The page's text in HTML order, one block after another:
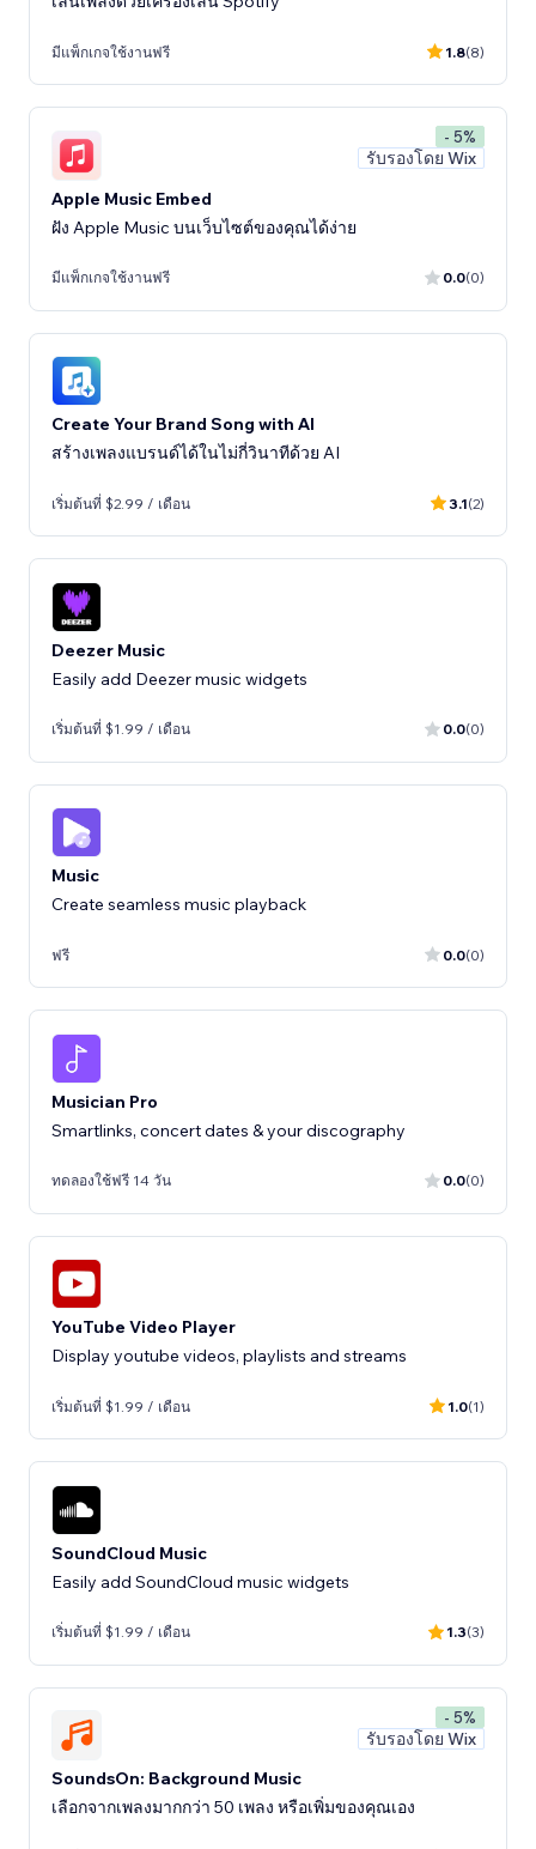
มีแพ็กเกจใช้งานฟรี 1.8(8)
- 5%
รับรองโดย Wix
Apple Music Embed
ฝัง Apple Music บนเว็บไซต์ของคุณได้ง่าย
มีแพ็กเกจใช้งานฟรี 0.0(0)
Create Your Brand Song with AI
สร้างเพลงแบรนด์ได้ในไม่กี่วินาทีด้วย AI
เริ่มต้นที่ $2.99 / เดือน 3.1(2)
Deezer Music
Easily add Deezer music widgets
เริ่มต้นที่ $1.99 / เดือน 0.0(0)
Music
Create seamless music playback
ฟรี 0.0(0)
Musician Pro
Smartlinks, concert dates & your discography
ทดลองใช้ฟรี 14 วัน 0.0(0)
YouTube Video Player
Display youtube videos, playlists and streams
เริ่มต้นที่ $1.99 / เดือน 1.0(1)
SoundCloud Music
Easily add SoundCloud music widgets
เริ่มต้นที่ $1.99 / เดือน 1.3(3)
- 5%
รับรองโดย Wix
SoundsOn: Background Music
เลือกจากเพลงมากกว่า 50 เพลง หรือเพิ่มของคุณเอง